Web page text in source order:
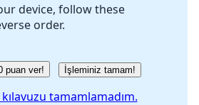
device, follow these
order.
puan ver! İşleminiz tamam!
tamamlamadım.